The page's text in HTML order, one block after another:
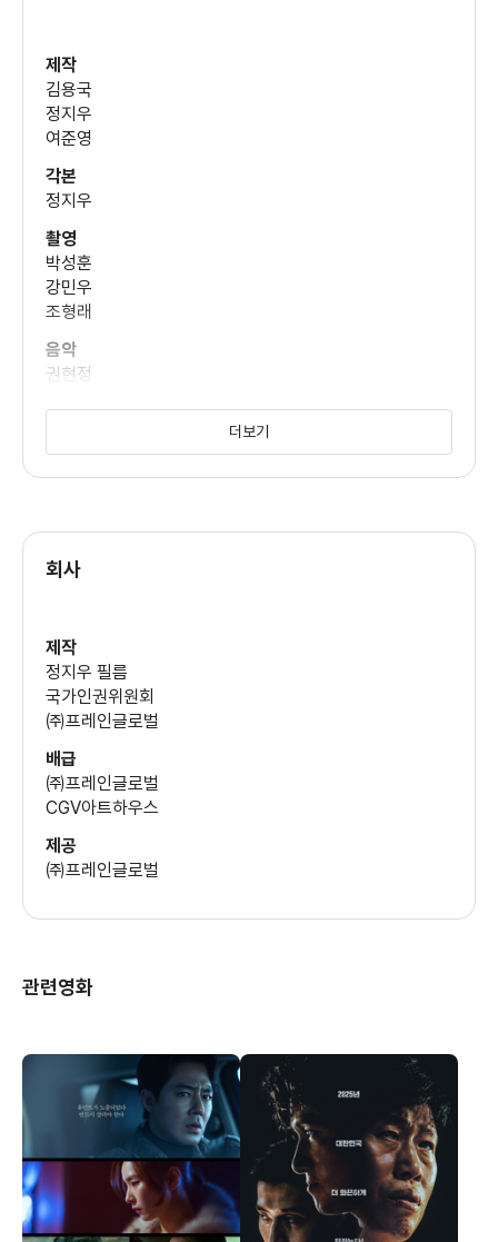
편견에 근거한 핍박을 받고 자라왔고 사회생활을
통해 그런 고정관념이 통하지 않는다는 걸 깨달았어도 자신들이
자기 자식들에게 하는 짓은 다를 게 없다.
만년 4등의 멍에에서 벗어나기 위해 정애는 자신의 종교인 불교
(작품 후반부에 드러남)를 버리고 교회까지 좇아가
권사나 전도사, 혹은 집사로 보이는 이에게 코치 소개를 부탁하며
굴욕적인 모습을 보인다. 이미 대한민국에서
종교는 종교 그 자체가 아니라 인맥의 장이 된지 오래며 인맥을
넘어서 이해타산 관계에 있는 이들의 공고한
(박해준)로 98년 방콕 아시안 게임을 앞두고
오만하게 대처한 결과 패배자로 인생을 살고 있는
특히 학생 신분으로 유니폼을 입고 포장마차에서 소주를
유리잔으로 벌컥벌컥 들이켜고 국가대표선발전을 앞둔
오고가는 곳에서 몇날 며칠 밤을 새는 모습은
아무리 천재적인 재능을 갖췄다고 한들 조직생활을 해야 하는
선수로서 완벽한 결함이다.
되고 맞다가 이에 격분한 광수는 준호의 아버지
달라고 하지만 영훈은 그런 광수에게 맞을 짓 한 게
작품에선 운명의 장난처럼 광수와 준호가 사제지간이 된다.
초반엔 광수는 여느 때처럼 PC방에서 시간이나 떼우며
준호를 가르치지 않는다. 부모 극성에 못 이겨 하는 거라고
치부했기 때문인데 결국 준호의 열의로 수영장에서
준호를 가르치게 되지만 광수는 준호의 기록을 위해 슬리퍼,
제작
김용국
정지우
여준영
각본
정지우
촬영
박성훈
강민우
조형래
음악
권현정
편집
미술
무술감독
박영식
송종희
사운드
김석원
의상
최의영
더보기
회사
제작
정지우 필름
국가인권위원회
㈜프레인글로벌
배급
㈜프레인글로벌
CGV아트하우스
제공
㈜프레인글로벌
관련영화